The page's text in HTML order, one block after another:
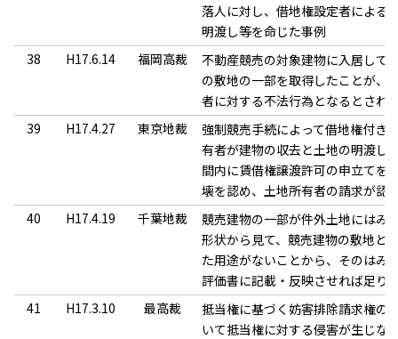
落人に対し、借地権設定者による
明渡し等を命じた事例
38
H17.6.14 福岡高裁
不動産競売の対象建物に入居して
の敷地の一部を取得したことが、
者に対する不法行為となるとされ
39
H17.4.27 東京地裁
強制競売手続によって借地権付き
有者が建物の収去と土地の明渡し
間内に賃借権譲渡許可の申立てを
壊を認め、土地所有者の請求が認
40
H17.4.19 千葉地裁
競売建物の一部が件外土地にはみ
形状から見て、競売建物の敷地と
た用途がないことから、そのはみ
評価書に記載・反映させれば足り
41
H17.3.10 最高裁
抵当権に基づく妨害排除請求権の
いて抵当権に対する侵害が生じな